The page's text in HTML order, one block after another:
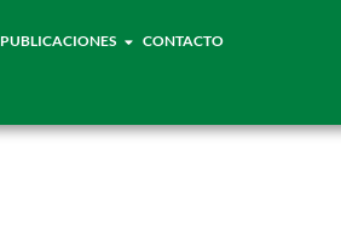
PUBLICACIONES CONTACTO